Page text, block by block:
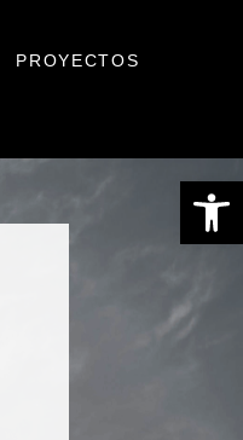
Abrir
PROYECTOS